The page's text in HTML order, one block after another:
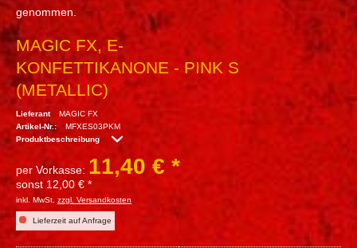
genommen.
MAGIC FX, E-
KONFETTIKANONE - PINK S
(METALLIC)
Lieferant
MAGIC FX
Artikel-Nr.:
MFXES03PKM
Produktbeschreibung
per Vorkasse: 11,40 € *
sonst 12,00 € *
inkl. MwSt. zzgl. Versandkosten
Lieferzeit auf Anfrage